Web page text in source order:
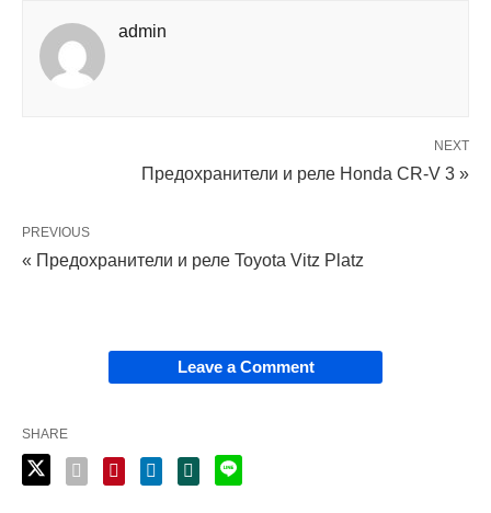
admin
NEXT
Предохранители и реле Honda CR-V 3 »
PREVIOUS
« Предохранители и реле Toyota Vitz Platz
Leave a Comment
SHARE